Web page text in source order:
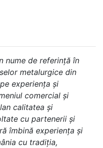
nume de referință în
metalurgice din
experiența și
comercial și
calitatea și
cu partenerii și
îmbină experiența și
cu tradiția,